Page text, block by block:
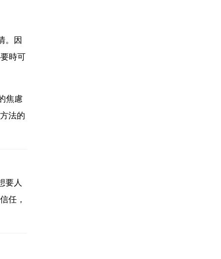
。因
時可
焦慮
法的
要人
任，